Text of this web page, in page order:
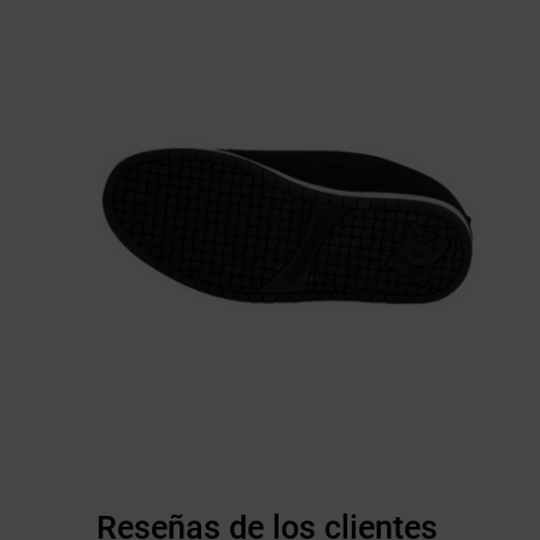
Reseñas de los clientes